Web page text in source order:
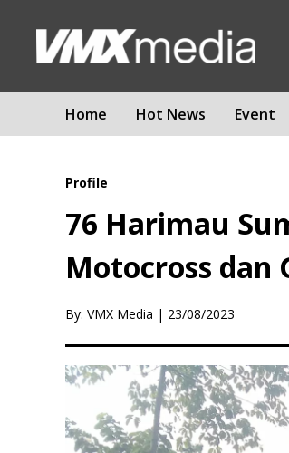
Home Hot News Event
Profile
76 Harimau
Motocross dan
By: VMX Media | 23/08/2023